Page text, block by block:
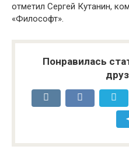
отметил Сергей Кутанин,
«Философт».
Понравилась